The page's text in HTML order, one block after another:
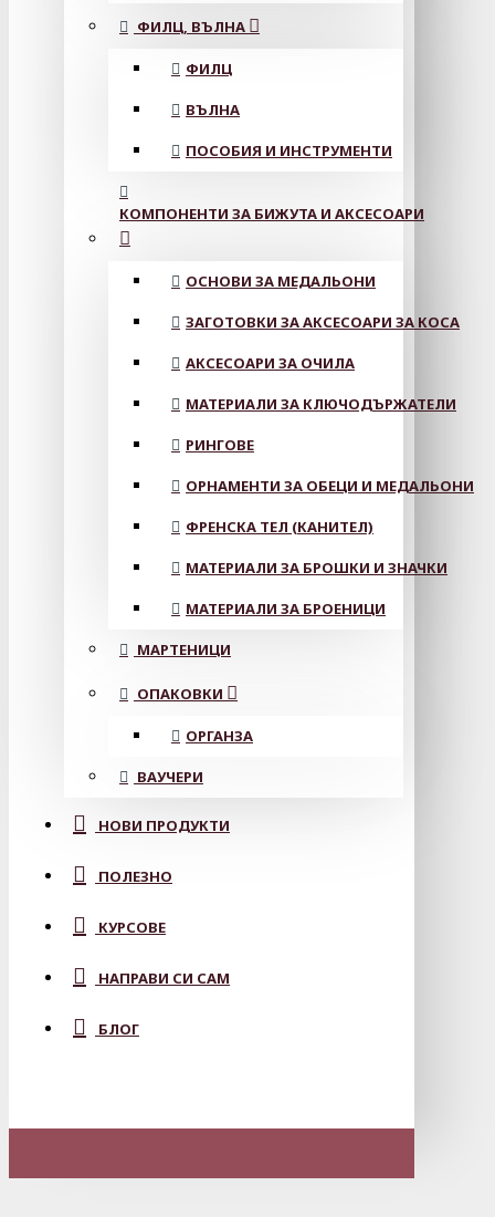
ФИЛЦ, ВЪЛНА
ФИЛЦ
ВЪЛНА
ПОСОБИЯ И ИНСТРУМЕНТИ
КОМПОНЕНТИ ЗА БИЖУТА И АКСЕСОАРИ
ОСНОВИ ЗА МЕДАЛЬОНИ
ЗАГОТОВКИ ЗА АКСЕСОАРИ ЗА КОСА
АКСЕСОАРИ ЗА ОЧИЛА
МАТЕРИАЛИ ЗА КЛЮЧОДЪРЖАТЕЛИ
РИНГОВЕ
ОРНАМЕНТИ ЗА ОБЕЦИ И МЕДАЛЬОНИ
ФРЕНСКА ТЕЛ (КАНИТЕЛ)
МАТЕРИАЛИ ЗА БРОШКИ И ЗНАЧКИ
МАТЕРИАЛИ ЗА БРОЕНИЦИ
МАРТЕНИЦИ
ОПАКОВКИ
ОРГАНЗА
ВАУЧЕРИ
НОВИ ПРОДУКТИ
ПОЛЕЗНО
КУРСОВЕ
НАПРАВИ СИ САМ
БЛОГ